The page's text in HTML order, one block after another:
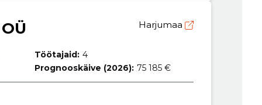
Harjumaa
Töötajaid: 4
Prognooskäive (2026): 75 185 €